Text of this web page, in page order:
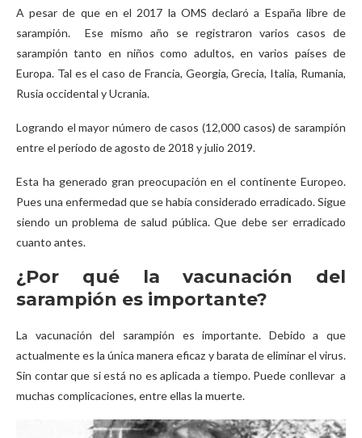
A pesar de que en el 2017 la OMS declaró a España libre de
sarampión. Ese mismo año se registraron varios casos de
sarampión tanto en niños como adultos, en varios países de
Europa. Tal es el caso de Francia, Georgia, Grecia, Italia, Rumania,
Rusia occidental y Ucrania.
Logrando el mayor número de casos (12,000 casos) de sarampión
entre el período de agosto de 2018 y julio 2019.
Esta ha generado gran preocupación en el continente Europeo.
Pues una enfermedad que se había considerado erradicado. Sigue
siendo un problema de salud pública. Que debe ser erradicado
cuanto antes.
¿Por qué la vacunación del
sarampión es importante?
La vacunación del sarampión es importante. Debido a que
actualmente es la única manera eficaz y barata de eliminar el virus.
Sin contar que si está no es aplicada a tiempo. Puede conllevar a
muchas complicaciones, entre ellas la muerte.